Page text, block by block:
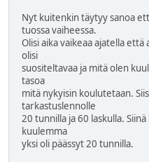
Nyt kuitenkin täytyy sanoa
tuossa vaiheessa.
Olisi aika vaikeaa ajatella
olisi
suositeltavaa ja mitä olen
tasoa
mitä nykyisin koulutetaan.
tarkastuslennolle
20 tunnilla ja 60 laskulla.
kuulemma
yksi oli päässyt 20 tunnilla.